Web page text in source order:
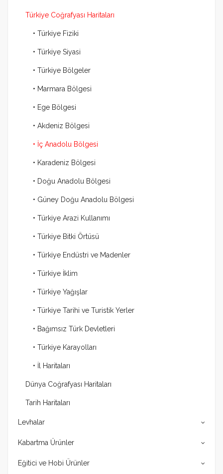
Türkiye Coğrafyası Haritaları
• Türkiye Fiziki
• Türkiye Siyasi
• Türkiye Bölgeler
• Marmara Bölgesi
• Ege Bölgesi
• Akdeniz Bölgesi
• İç Anadolu Bölgesi
• Karadeniz Bölgesi
• Doğu Anadolu Bölgesi
• Güney Doğu Anadolu Bölgesi
• Türkiye Arazi Kullanımı
• Türkiye Bitki Örtüsü
• Türkiye Endüstri ve Madenler
• Türkiye İklim
• Türkiye Yağışlar
• Türkiye Tarihi ve Turistik Yerler
• Bağımsız Türk Devletleri
• Türkiye Karayolları
• İl Haritaları
Dünya Coğrafyası Haritaları
Tarih Haritaları
Levhalar
Kabartma Ürünler
Eğitici ve Hobi Ürünler